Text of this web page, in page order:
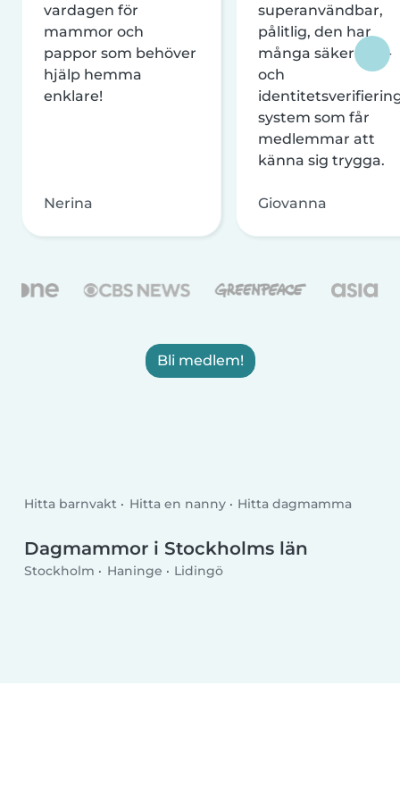
vardagen för
mammor och
pappor som behöver
hjälp hemma
enklare!
Nerina
superanvändbar,
pålitlig, den har
många säkerhets-
och
system som får
medlemmar att
känna sig trygga.
Giovanna
Bli medlem!
Hitta barnvakt Hitta en nanny Hitta dagmamma
Dagmammor i Stockholms län
Stockholm Haninge Lidingö